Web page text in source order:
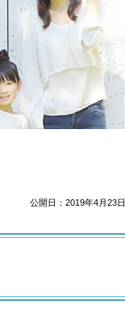
公開日： 2019年4月23日